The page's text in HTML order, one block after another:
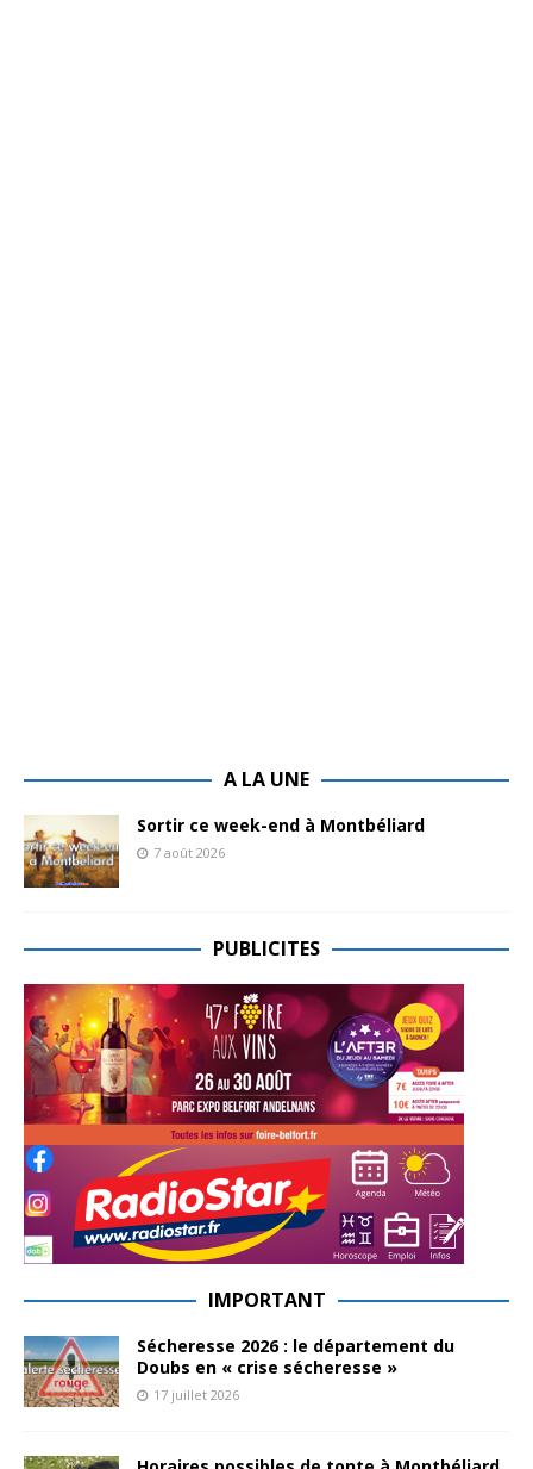
A LA UNE
Sortir ce week-end à Montbéliard
7 août 2026
PUBLICITES
IMPORTANT
Sécheresse 2026 : le département du
Doubs en « crise sécheresse »
17 juillet 2026